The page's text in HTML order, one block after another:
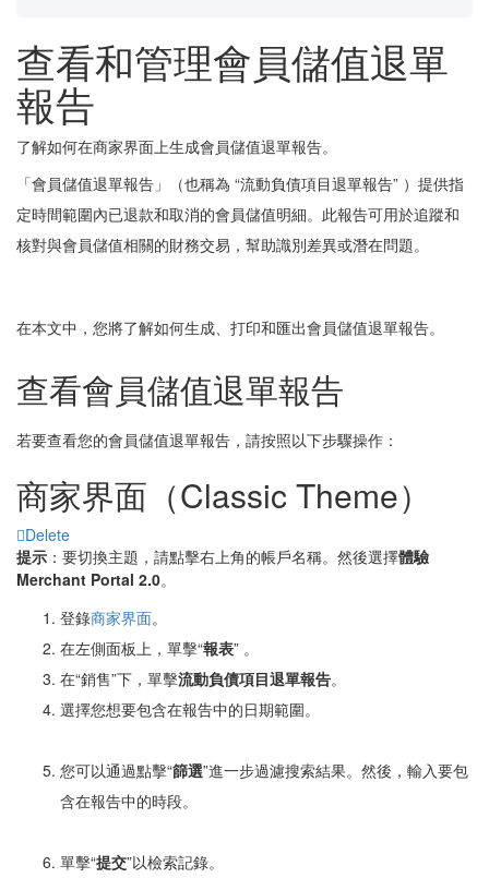
查看和管理會員儲值退單
報告
了解如何在商家界面上生成會員儲值退單報告。
「會員儲值退單報告」（也稱為 “流動負債項目退單報告” ）提供指
定時間範圍內已退款和取消的會員儲值明細。此報告可用於追蹤和
核對與會員儲值相關的財務交易，幫助識別差異或潛在問題。
在本文中，您將了解如何生成、打印和匯出會員儲值退單報告。
查看會員儲值退單報告
若要查看您的會員儲值退單報告，請按照以下步驟操作：
商家界面（Classic Theme）
Delete
提示 ：要切換主題，請點擊右上角的帳戶名稱。然後選擇體驗
Merchant Portal 2.0。
登錄商家界面。
在左側面板上，單擊“報表” 。
在“銷售”下，單擊流動負債項目退單報告。
選擇您想要包含在報告中的日期範圍。
您可以通過點擊“篩選”進一步過濾搜索結果。然後，輸入要包
含在報告中的時段。
單擊“提交”以檢索記錄。